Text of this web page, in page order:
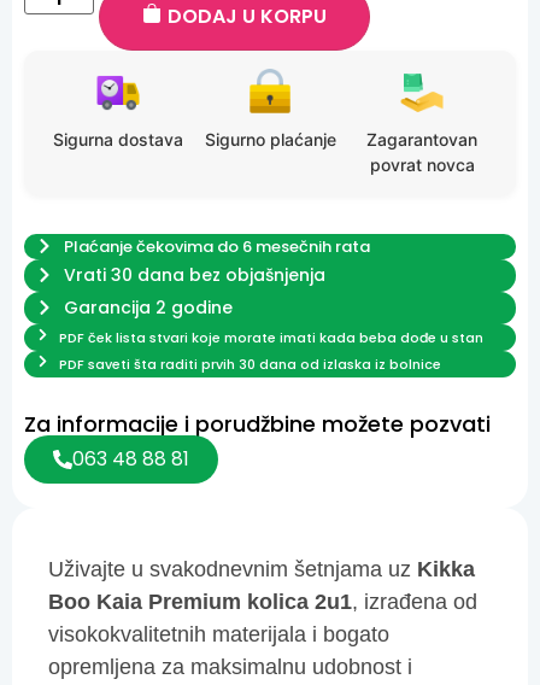
Uživajte u svakodnevnim šetnjama uz Kikka
Boo Kaia Premium kolica 2u1, izrađena od
visokokvalitetnih materijala i bogato
opremljena za maksimalnu udobnost i
DODAJ U KORPU
Sigurna dostava Sigurno plaćanje
Zagarantovan
povrat novca
Plaćanje čekovima do 6 mesečnih rata
Vrati 30 dana bez objašnjenja
Garancija 2 godine
PDF ček lista stvari koje morate imati kada beba dođe u stan
PDF saveti šta raditi prvih 30 dana od izlaska iz bolnice
Za informacije i porudžbine možete pozvati
063 48 88 81